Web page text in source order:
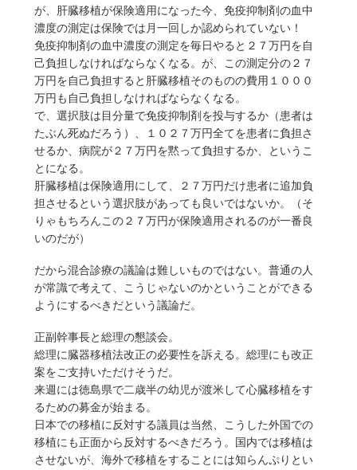
が、肝臓移植が保険適用になった今、免疫抑制剤の血中
濃度の測定は保険では月一回しか認められていない！
免疫抑制剤の血中濃度の測定を毎日やると２７万円を自
己負担しなければならなくなる。が、この測定分の２７
万円を自己負担すると肝臓移植そのものの費用１０００
万円も自己負担しなければならなくなる。
で、選択肢は目分量で免疫抑制剤を投与するか（患者は
たぶん死ぬだろう）、１０２７万円全てを患者に負担さ
せるか、病院が２７万円を黙って負担するか、というこ
とになる。
肝臓移植は保険適用にして、２７万円だけ患者に追加負
担させるという選択肢があっても良いではないか。（そ
りゃもちろんこの２７万円が保険適用されるのが一番良
いのだが）
だから混合診療の議論は難しいものではない。普通の人
が常識で考えて、こうじゃないのかということができる
ようにするべきだという議論だ。
正副幹事長と総理の懇談会。
総理に臓器移植法改正の必要性を訴える。総理にも改正
案をご支持いただけそうだ。
来週には徳島県で二歳半の幼児が渡米して心臓移植をす
るための募金が始まる。
日本での移植に反対する議員は当然、こうした外国での
移植にも正面から反対するべきだろう。国内では移植は
させないが、海外で移植をすることには知らんぷりとい